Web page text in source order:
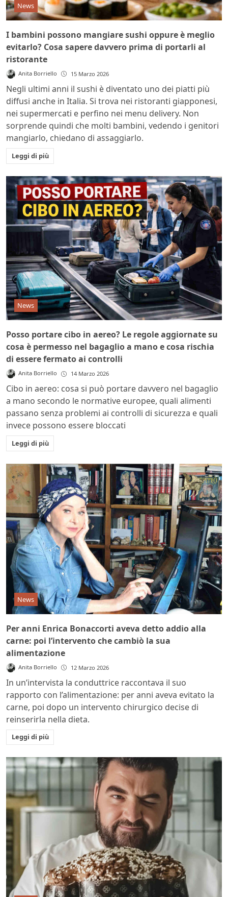
News
I bambini possono mangiare sushi oppure è meglio
evitarlo? Cosa sapere davvero prima di portarli al
ristorante
Anita Borriello 15 Marzo 2026
Negli ultimi anni il sushi è diventato uno dei piatti più
diffusi anche in Italia. Si trova nei ristoranti giapponesi,
nei supermercati e perfino nei menu delivery. Non
sorprende quindi che molti bambini, vedendo i genitori
mangiarlo, chiedano di assaggiarlo.
Leggi di più
News
Posso portare cibo in aereo? Le regole aggiornate su
cosa è permesso nel bagaglio a mano e cosa rischia
di essere fermato ai controlli
Anita Borriello 14 Marzo 2026
Cibo in aereo: cosa si può portare davvero nel bagaglio
a mano secondo le normative europee, quali alimenti
passano senza problemi ai controlli di sicurezza e quali
invece possono essere bloccati
Leggi di più
News
Per anni Enrica Bonaccorti aveva detto addio alla
carne: poi l’intervento che cambiò la sua
alimentazione
Anita Borriello 12 Marzo 2026
In un’intervista la conduttrice raccontava il suo
rapporto con l’alimentazione: per anni aveva evitato la
carne, poi dopo un intervento chirurgico decise di
reinserirla nella dieta.
Leggi di più